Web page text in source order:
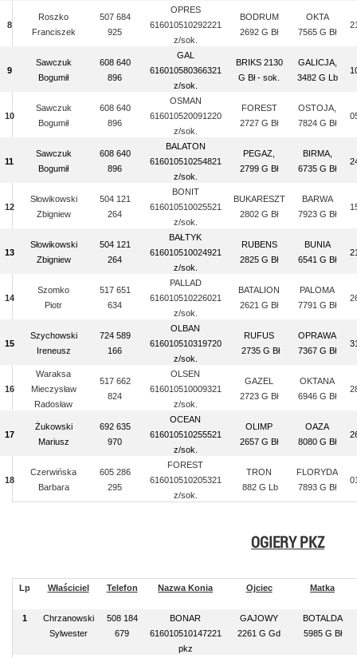
8
Roszko
Franciszek
507 684
925
OPRES
616010510292221
z/sok.
BODRUM
2692 G Bł
OKTA
7565 G Bł
9
Sawczuk
Bogumił
608 640
896
GAL
616010580366321
z/sok.
BRIKS 2130
G Bł - sok.
GALICJA,
3482 G Lb
10
Sawczuk
Bogumił
608 640
896
OSMAN
616010520091220
z/sok.
FOREST
2727 G Bł
OSTOJA,
7824 G Bł
11
Sawczuk
Bogumił
608 640
896
BALATON
616010510254821
z/sok.
PEGAZ,
2799 G Bł
BIRMA,
6735 G Bł
12
Słowikowski
Zbigniew
504 121
264
BONIT
616010510025521
z/sok.
BUKARESZT
2802 G Bł
BARWA
7923 G Bł
13
Słowikowski
Zbigniew
504 121
264
BAŁTYK
616010510024921
z/sok.
RUBENS
2825 G Bł
BUNIA
6541 G Bł
14
Szomko
Piotr
517 651
634
PALLAD
616010510226021
z/sok.
BATALION
2621 G Bł
PALOMA
7791 G Bł
15
Szychowski
Ireneusz
724 589
166
OLBAN
616010510319720
z/sok.
RUFUS
2735 G Bł
OPRAWA
7367 G Bł
16
Waraksa
Mieczysław
Radosław
517 662
824
OLSEN
616010510009321
z/sok.
GAZEL
2723 G Bł
OKTANA
6946 G Bł
17
Żukowski
Mariusz
692 635
970
OCEAN
616010510255521
z/sok.
OLIMP
2657 G Bł
OAZA
8080 G Bł
18
Czerwińska
Barbara
605 286
295
FOREST
616010510205321
z/sok.
TRON
882 G Lb
FLORYDA
7893 G Bł
OGIERY PKZ
Lp Właściciel Telefon Nazwa Konia Ojciec Matka
1
Chrzanowski
Sylwester
508 184
679
BONAR
616010510147221
pkz
GAJOWY
2261 G Gd
BOTALDA
5985 G Bł